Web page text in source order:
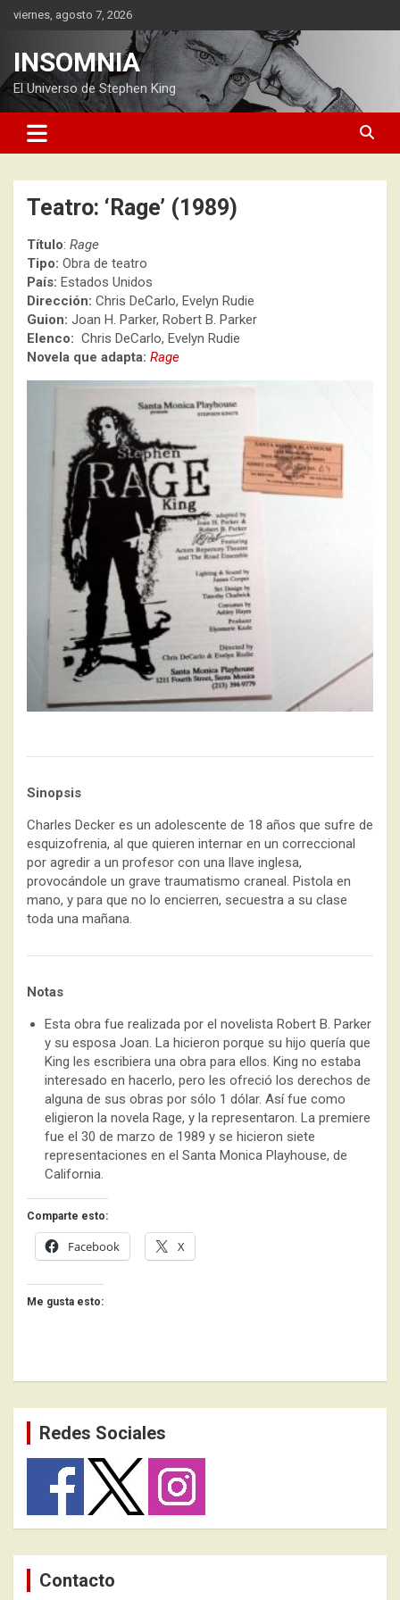
Saltarviernes, agosto 7, 2026
INSOMNIA
El Universo de Stephen King
Teatro: ‘Rage’ (1989)
Título: Rage
Tipo: Obra de teatro
País: Estados Unidos
Dirección: Chris DeCarlo, Evelyn Rudie
Guion: Joan H. Parker, Robert B. Parker
Elenco: Chris DeCarlo, Evelyn Rudie
Novela que adapta: Rage
Sinopsis
Charles Decker es un adolescente de 18 años que sufre de
esquizofrenia, al que quieren internar en un correccional
por agredir a un profesor con una llave inglesa,
provocándole un grave traumatismo craneal. Pistola en
mano, y para que no lo encierren, secuestra a su clase
toda una mañana.
Notas
Esta obra fue realizada por el novelista Robert B. Parker
y su esposa Joan. La hicieron porque su hijo quería que
King les escribiera una obra para ellos. King no estaba
interesado en hacerlo, pero les ofreció los derechos de
alguna de sus obras por sólo 1 dólar. Así fue como
eligieron la novela Rage, y la representaron. La premiere
fue el 30 de marzo de 1989 y se hicieron siete
representaciones en el Santa Monica Playhouse, de
California.
Comparte esto:
Facebook X
Me gusta esto:
Redes Sociales
Contacto